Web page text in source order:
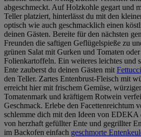
abgeschmeckt. Auf Holzkohle gegart und
Teller platziert, hinterlässt du mit den
optisch wie auch geschmacklich einen
deinen Gästen. Bereite für den nächsten
Freunden die saftigen Geflügelspieße zu
grünen Salat mit Gurken und Tomaten
Folienkartoffeln. Ein weiteres leichtes und
Ente zauberst du deinen Gästen mit
den Teller. Zartes Entenbrust-Fleisch mit
erreicht hier mit frischem Gemüse,
Tomatenmark und kräftigem Rotwein
Geschmack. Erlebe den Facettenreichtum
schlemme dich mit den Ideen von EDEKA
von herzhaft gefüllter Ente und gegrillter
im Backofen einfach geschmorte